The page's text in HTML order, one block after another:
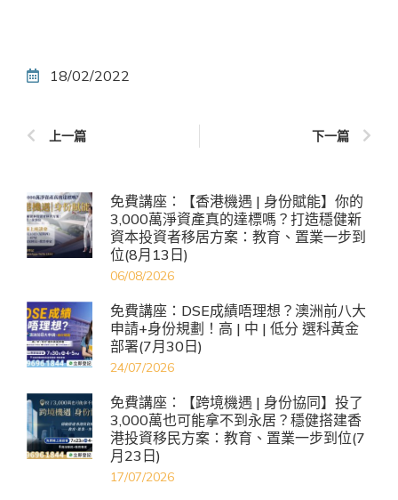
18/02/2022
上一篇 下一篇
免費講座：【香港機遇 | 身份賦能】你的
3,000萬淨資產真的達標嗎？打造穩健新
資本投資者移居方案：教育、置業一步到
位(8月13日)
06/08/2026
免費講座：DSE成績唔理想？澳洲前八大
申請+身份規劃！高 | 中 | 低分 選科黃金
部署(7月30日)
24/07/2026
免費講座：【跨境機遇 | 身份協同】投了
3,000萬也可能拿不到永居？穩健搭建香
港投資移民方案：教育、置業一步到位(7
月23日)
17/07/2026